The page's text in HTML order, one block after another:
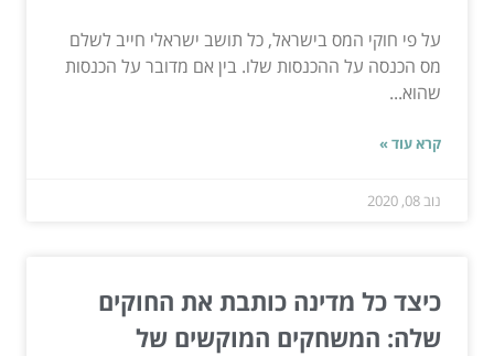
על פי חוקי המס בישראל, כל תושב ישראלי חייב לשלם
מס הכנסה על ההכנסות שלו. בין אם מדובר על הכנסות
שהוא...
קרא עוד »
נוב 08, 2020
כיצד כל מדינה כותבת את החוקים
שלה: המשחקים המוקשים של